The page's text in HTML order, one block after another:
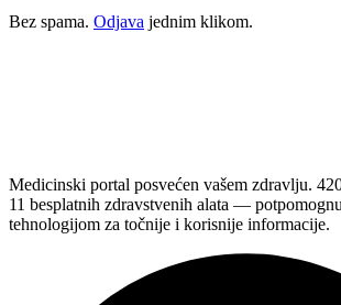
Bez spama. Odjava jednim klikom.
Medicinski portal posvećen vašem zdravlju.
11 besplatnih zdravstvenih alata —
tehnologijom za točnije i korisnije informacije.